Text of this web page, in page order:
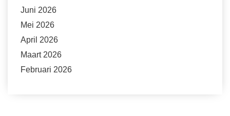
Juni 2026
Mei 2026
April 2026
Maart 2026
Februari 2026